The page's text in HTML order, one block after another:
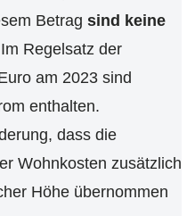
Betrag sind keine
Regelsatz der
am 2023 sind
enthalten.
dass die
Wohnkosten zusätzlich
Höhe übernommen